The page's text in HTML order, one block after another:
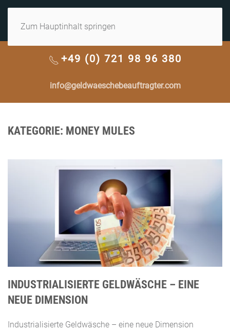
Zum Hauptinhalt springen
+49 (0) 721 98 96 380
info@geldwaeschebeauftragter.com
KATEGORIE: MONEY MULES
INDUSTRIALISIERTE GELDWÄSCHE – EINE
NEUE DIMENSION
Industrialisierte Geldwäsche – eine neue Dimension